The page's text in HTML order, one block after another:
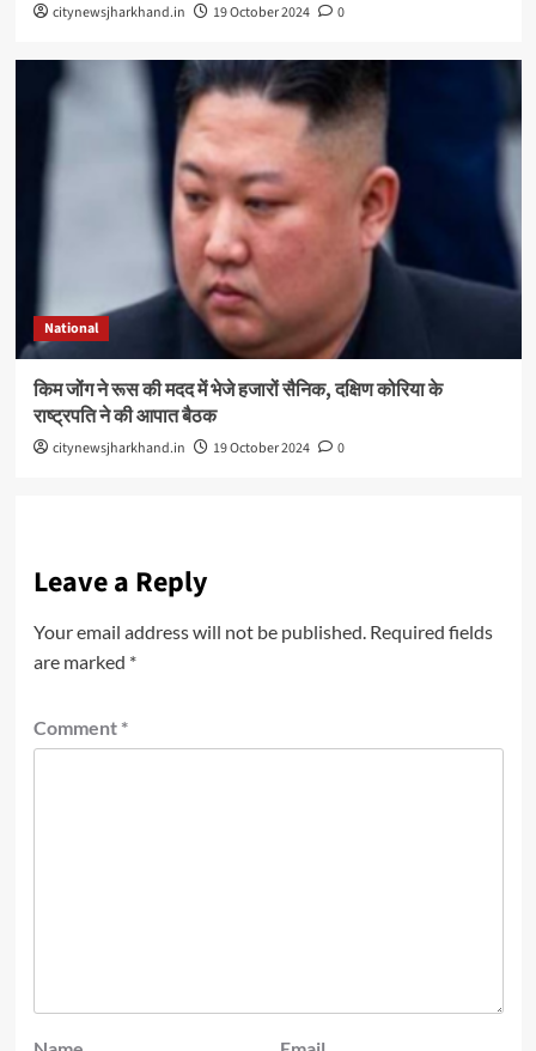
citynewsjharkhand.in 19 October 2024 0
National
किम जोंग ने रूस की मदद में भेजे हजारों सैनिक, दक्षिण कोरिया के
राष्ट्रपति ने की आपात बैठक
citynewsjharkhand.in 19 October 2024 0
Leave a Reply
Your email address will not be published. Required fields
are marked *
Comment *